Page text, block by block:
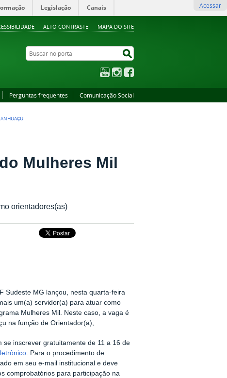
ALTO CONTRASTE MAPA DO SITE
Legislação Canais Acessar
Buscar no portal
YouTubeInstagram
Perguntas frequentes Comunicação Social
Mulheres Mil
orientadores(as)
Sudeste MG lançou, nesta quarta-feira
um(a) servidor(a) para atuar como
Mulheres Mil. Neste caso, a vaga é
na função de Orientador(a),
inscrever gratuitamente de 11 a 16 de
. Para o procedimento de
em seu e-mail institucional e deve
comprobatórios para participação na